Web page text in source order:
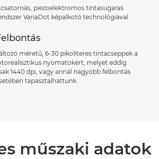
piezoelektromos tintasugaras
VariaDot képalkotó technológiával
méretű, 6-30 pikoliteres tintacseppek a
nyomatokért, melyet eddig
1440 dpi, vagy annál nagyobb felbontás
tapasztalhattunk.
műszaki adatok